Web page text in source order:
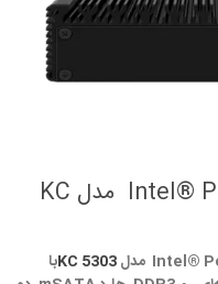
بدون فن Intel® Pentium® N3700 مدل KC
KC 5303با